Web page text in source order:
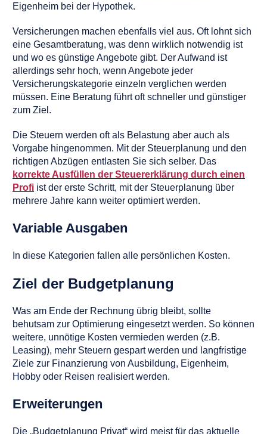
Eigenheim bei der Hypothek.
Versicherungen machen ebenfalls viel aus. Oft lohnt sich
eine Gesamtberatung, was denn wirklich notwendig ist
und wo es günstige Angebote gibt. Der Aufwand ist
allerdings sehr hoch, wenn Angebote jeder
Versicherungskategorie einzeln verglichen werden
müssen. Eine Beratung führt oft schneller und günstiger
zum Ziel.
Die Steuern werden oft als Belastung aber auch als
Vorgabe hingenommen. Mit der Steuerplanung und den
richtigen Abzügen entlasten Sie sich selber. Das
korrekte Ausfüllen der Steuererklärung durch einen
Profi ist der erste Schritt, mit der Steuerplanung über
mehrere Jahre kann weiter optimiert werden.
Variable Ausgaben
In diese Kategorien fallen alle persönlichen Kosten.
Ziel der Budgetplanung
Was am Ende der Rechnung übrig bleibt, sollte
behutsam zur Optimierung eingesetzt werden. So können
weitere, unnötige Kosten vermieden werden (z.B.
Leasing), mehr Steuern gespart werden und langfristige
Ziele zur Finanzierung von Ausbildung, Eigenheim,
Hobby oder Reisen realisiert werden.
Erweiterungen
Die „Budgetplanung Privat“ wird meist für das aktuelle